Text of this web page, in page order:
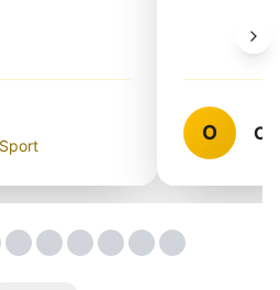
O
1 2 3 4
Testimonial5
Testimonial6
Testimonial7
Testimonial
Testimonial
Testimonial